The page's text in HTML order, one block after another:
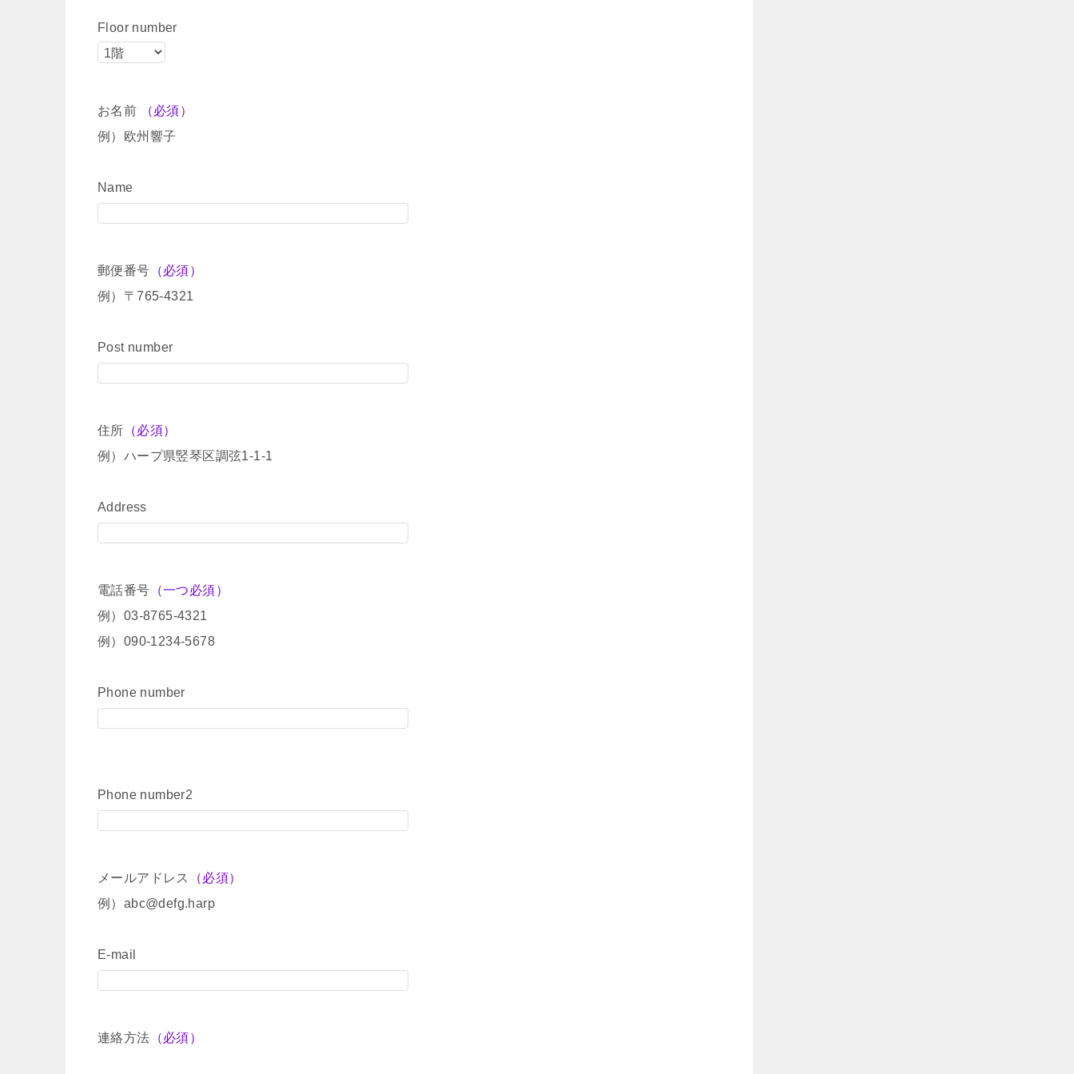
Floor number
お名前
（必須）
例）欧州響子
Name
郵便番号 （必須）
例）〒765-4321
Post number
住所 （必須）
例）ハープ県竪琴区調弦1-1-1
Address
電話番号 （一つ必須）
例）03-8765-4321
例）090-1234-5678
Phone number
Phone number2
メールアドレス
（必須）
例）abc@defg.harp
E-mail
連絡方法 （必須）